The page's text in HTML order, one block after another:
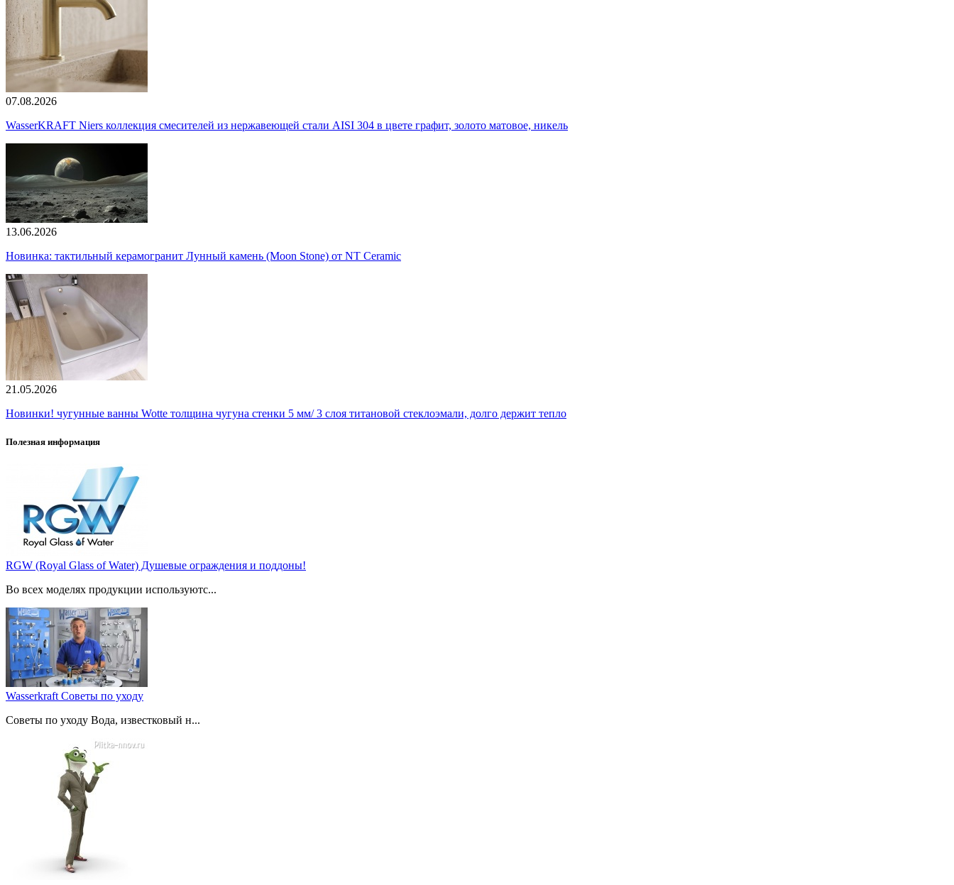
07.08.2026
WasserKRAFT Niers коллекция смесителей из нержавеющей стали AISI 304 в цвете графит, золото матовое, никель
13.06.2026
Новинка: тактильный керамогранит Лунный камень (Moon Stone) от NT Ceramic
21.05.2026
Новинки! чугунные ванны Wotte толщина чугуна стенки 5 мм/ 3 слоя титановой стеклоэмали, долго держит тепло
Полезная информация
RGW (Royal Glass of Water) Душевые ограждения и поддоны!
Во всех моделях продукции используютс...
Wasserkraft Советы по уходу
Советы по уходу Вода, известковый н...